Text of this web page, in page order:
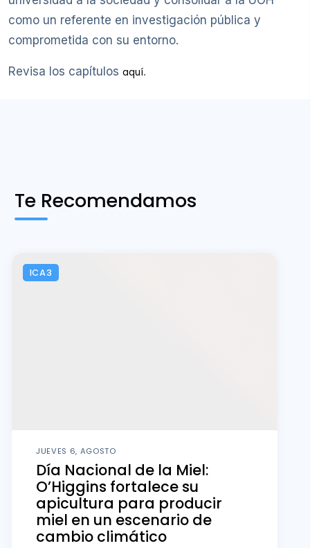
como un referente en investigación pública y
comprometida con su entorno.
Revisa los capítulos aquí.
Te Recomendamos
ICA3
JUEVES 6, AGOSTO
Día Nacional de la Miel:
O’Higgins fortalece su
apicultura para producir
miel en un escenario de
cambio climático